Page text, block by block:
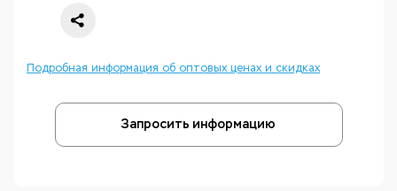
Подробная информация об оптовых ценах и скидках
Запросить информацию